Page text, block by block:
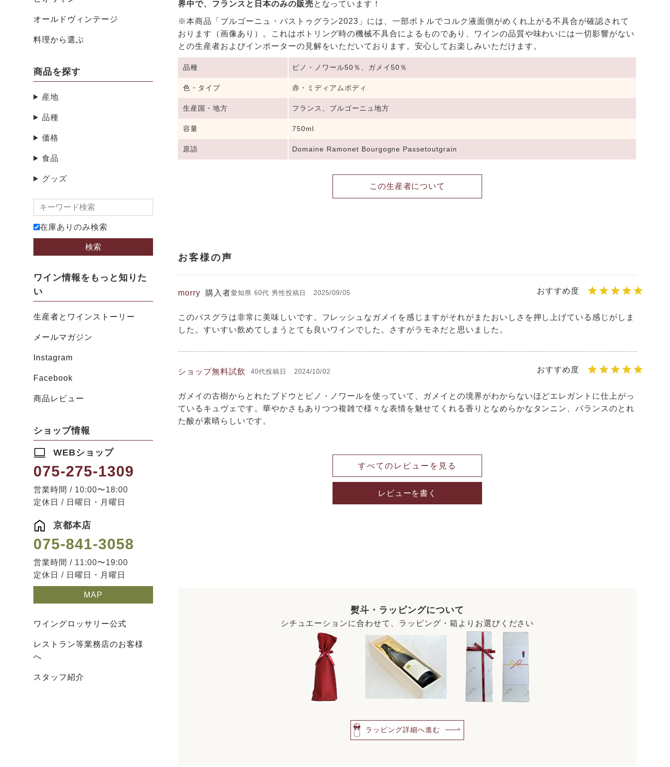
オールドヴィンテージ
料理から選ぶ
商品を探す
産地
品種
価格
食品
グッズ
在庫ありのみ検索
検索
ワイン情報をもっと知りた
い
生産者とワインストーリー
メールマガジン
Instagram
Facebook
商品レビュー
ショップ情報
WEBショップ
075-275-1309
営業時間 / 10:00〜18:00
定休日 / 日曜日・月曜日
京都本店
075-841-3058
営業時間 / 11:00〜19:00
定休日 / 日曜日・月曜日
MAP
ワイングロッサリー公式
レストラン等業務店のお客様
へ
スタッフ紹介
界中で、フランスと日本のみの販売となっています！
※本商品「ブルゴーニュ・パストゥグラン2023」には、一部ボトルでコルク液面側がめくれ上がる不具合が確認されて
おります（画像あり）。これはボトリング時の機械不具合によるものであり、ワインの品質や味わいには一切影響がない
との生産者およびインポーターの見解をいただいております。安心してお楽しみいただけます。
品種 ピノ・ノワール50％、ガメイ50％
色・タイプ 赤・ミディアムボディ
生産国・地方 フランス、ブルゴーニュ地方
容量 750ml
原語 Domaine Ramonet Bourgogne Passetoutgrain
この生産者について
morry 購入者愛知県 60代 男性投稿日 2025/09/05
このパスグラは非常に美味しいです。フレッシュなガメイを感じますがそれがまたおいしさを押し上げている感じがしま
した。すいすい飲めてしまうとても良いワインでした。さすがラモネだと思いました。
ショップ無料試飲 40代投稿日 2024/10/02
ガメイの古樹からとれたブドウとピノ・ノワールを使っていて、ガメイとの境界がわからないほどエレガントに仕上がっ
ているキュヴェです。華やかさもありつつ複雑で様々な表情を魅せてくれる香りとなめらかなタンニン、バランスのとれ
た酸が素晴らしいです。
すべてのレビューを見る
レビューを書く
熨斗・ラッピングについて
シチュエーションに合わせて、ラッピング・箱よりお選びください
ラッピング詳細へ進む